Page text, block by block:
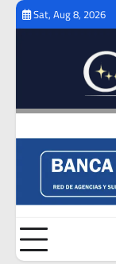
Skip
Sat, Aug 8, 2026